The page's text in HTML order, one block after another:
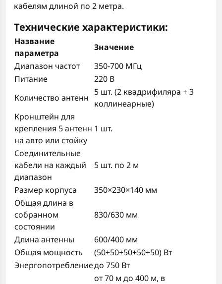
кабелям длиной по 2 метра.
Технические характеристики:
Название
параметра
Значение
Диапазон частот
350-700 МГц
Питание
220 В
Количество антенн
5 шт. (2 квадрифиляра + 3
коллинеарные)
Кронштейн для
крепления 5 антенн
на авто или стойку
1 шт.
Соединительные
кабели на каждый
диапазон
5 шт. по 2 м
Размер корпуса
350×230×140 мм
Общая длина в
собранном
состоянии
830/630 мм
Длина антенны
600/400 мм
Общая мощность
(50+50+50+50+50) Вт
Энергопотреблениедо 750 Вт
от 70 м до 400 м, в